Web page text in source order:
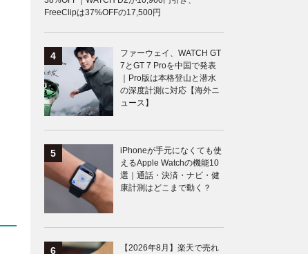
FreeClipは37%OFFの17,500円
ファーウェイ、WATCH GT
7とGT 7 Proを中国で発表
｜Pro版は本格登山と潜水
の深度計測に対応【海外ニ
ュース】
iPhoneが手元になくても使
えるApple Watchの機能10
選｜通話・決済・ナビ・健
康計測はどこまで動く？
【2026年8月】楽天で売れ